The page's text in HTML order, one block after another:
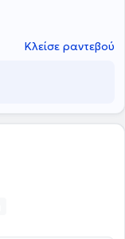
Κλείσε ραντεβού